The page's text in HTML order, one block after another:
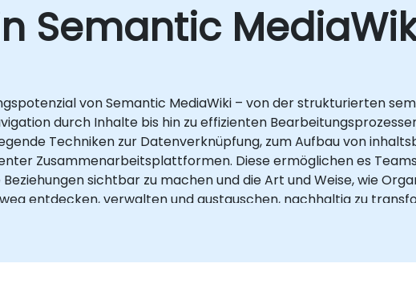
Semantic
von Semantic MediaWiki – von der strukturierten
durch Inhalte bis hin zu effizienten
Techniken zur Datenverknüpfung, zum Aufbau von
Zusammenarbeitsplattformen. Diese ermöglichen es
sichtbar zu machen und die Art und Weise, wie
entdecken, verwalten und austauschen, nachhaltig zu